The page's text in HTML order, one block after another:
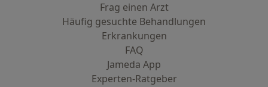
Frag einen Arzt
Häufig gesuchte Behandlungen
Erkrankungen
FAQ
Jameda App
Experten-Ratgeber